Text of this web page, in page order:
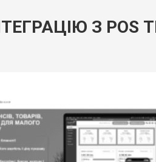
З POS